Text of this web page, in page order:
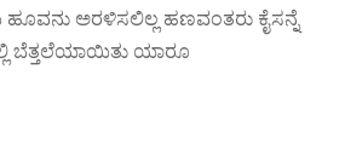
ಅರಳಿಸಲಿಲ್ಲ ಹಣವಂತರು ಕೈಸನ್ನೆ
ಬೆತ್ತಲೆಯಾಯಿತು ಯಾರೂ